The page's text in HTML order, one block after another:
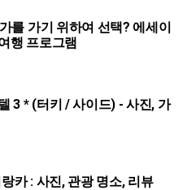
를 가기 위하여 선택? 에세이
행 프로그램
3 * (터키 / 사이드) - 사진, 가
카 : 사진, 관광 명소, 리뷰